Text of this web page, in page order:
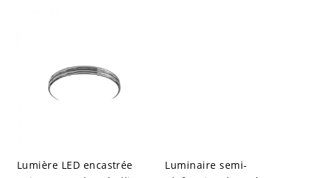
Lumière LED encastrée
Luminaire semi-